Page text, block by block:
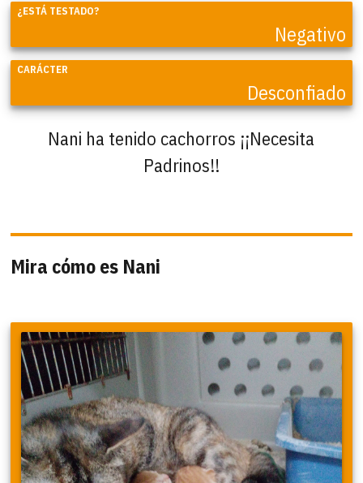
¿ESTÁ TESTADO?
Negativo
CARÁCTER
Desconfiado
Nani ha tenido cachorros ¡¡Necesita
Padrinos!!
Mira cómo es Nani